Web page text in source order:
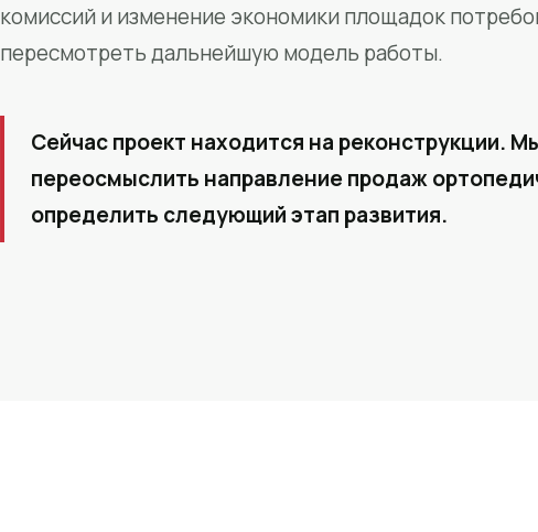
комиссий и изменение экономики площадок
пересмотреть дальнейшую модель работы.
Сейчас проект находится на реконструкции.
переосмыслить направление продаж
определить следующий этап развития.